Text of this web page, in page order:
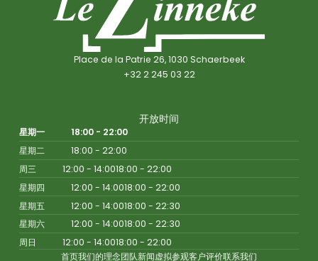
Place de la Patrie 26, 1030 Schaerbeek
+32 2 245 03 22
开放时间
星期一
18:00 - 22:00
星期二
18:00 - 22:00
周三
12:00 - 14:0018:00 - 22:00
星期四
12:00 - 14:0018:00 - 22:00
星期五
12:00 - 14:0018:00 - 22:30
星期六
12:00 - 14:0018:00 - 22:30
周日
12:00 - 14:0018:00 - 22:00
首页我们的理念团队新闻虚拟参观客户评价联系我们